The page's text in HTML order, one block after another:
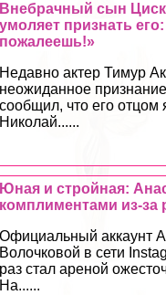
Внебрачный сын
умоляет признать
пожалеешь!»
Недавно актер Тимур
неожиданное
сообщил, что его отцом
Николай......
Юная и стройная:
комплиментами из-за
Официальный аккаунт
Волочковой в сети
раз стал ареной
На......